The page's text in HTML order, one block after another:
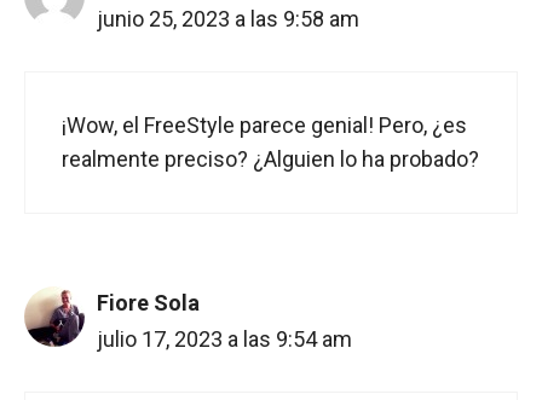
junio 25, 2023 a las 9:58 am
¡Wow, el FreeStyle parece genial! Pero, ¿es
realmente preciso? ¿Alguien lo ha probado?
Fiore Sola
julio 17, 2023 a las 9:54 am